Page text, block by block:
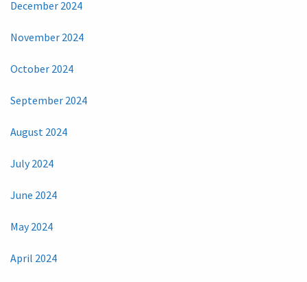
December 2024
November 2024
October 2024
September 2024
August 2024
July 2024
June 2024
May 2024
April 2024